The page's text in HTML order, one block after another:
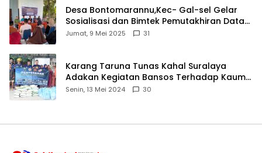
Desa Bontomarannu,Kec- Gal-sel Gelar
Sosialisasi dan Bimtek Pemutakhiran Data
ID
Jumat, 9 Mei 2025 31
Karang Taruna Tunas Kahal Suralaya
Adakan Kegiatan Bansos Terhadap Kaum
Dhuafa dan Anak Yatim-Piatu
Senin, 13 Mei 2024 30